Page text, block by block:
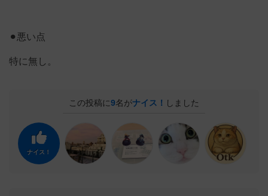
⚫︎悪い点
特に無し。
この投稿に9名がナイス！ しました
ナイス！